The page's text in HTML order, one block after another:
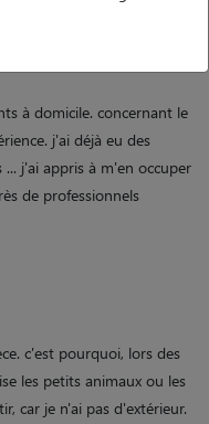
à domicile. concernant le
j'ai déjà eu des
... j'ai appris à m'en occuper
de professionnels
c'est pourquoi, lors des
les petits animaux ou les
car je n'ai pas d'extérieur.